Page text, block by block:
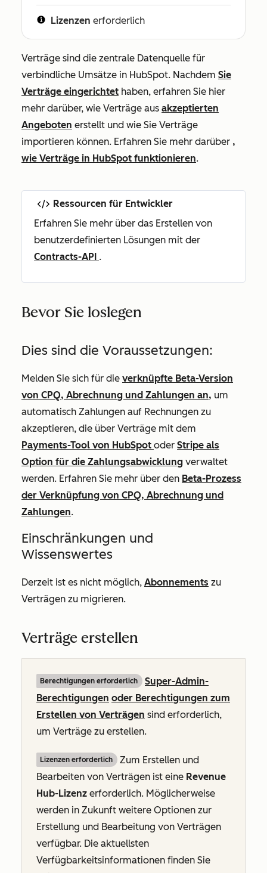
Lizenzen erforderlich
Verträge sind die zentrale Datenquelle für
verbindliche Umsätze in HubSpot. Nachdem Sie
Verträge eingerichtet haben, erfahren Sie hier
mehr darüber, wie Verträge aus akzeptierten
Angeboten erstellt und wie Sie Verträge
importieren können. Erfahren Sie mehr darüber ,
wie Verträge in HubSpot funktionieren.
Ressourcen für Entwickler
Erfahren Sie mehr über das Erstellen von
benutzerdefinierten Lösungen mit der
Contracts-API .
Bevor Sie loslegen
Dies sind die Voraussetzungen:
Melden Sie sich für die verknüpfte Beta-Version
von CPQ, Abrechnung und Zahlungen an, um
automatisch Zahlungen auf Rechnungen zu
akzeptieren, die über Verträge mit dem
Payments-Tool von HubSpot oder Stripe als
Option für die Zahlungsabwicklung verwaltet
werden. Erfahren Sie mehr über den Beta-Prozess
der Verknüpfung von CPQ, Abrechnung und
Zahlungen.
Einschränkungen und
Wissenswertes
Derzeit ist es nicht möglich, Abonnements zu
Verträgen zu migrieren.
Verträge erstellen
Berechtigungen erforderlich
Super-Admin-
Berechtigungen oder Berechtigungen zum
Erstellen von Verträgen sind erforderlich,
um Verträge zu erstellen.
Lizenzen erforderlich
Zum Erstellen und
Bearbeiten von Verträgen ist eine Revenue
Hub-Lizenz erforderlich. Möglicherweise
werden in Zukunft weitere Optionen zur
Erstellung und Bearbeitung von Verträgen
verfügbar. Die aktuellsten
Verfügbarkeitsinformationen finden Sie